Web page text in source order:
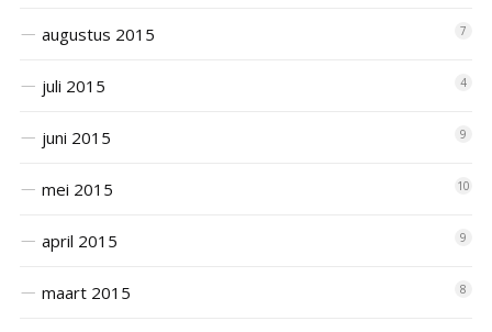
augustus 2015 7
juli 2015 4
juni 2015 9
mei 2015 10
april 2015 9
maart 2015 8